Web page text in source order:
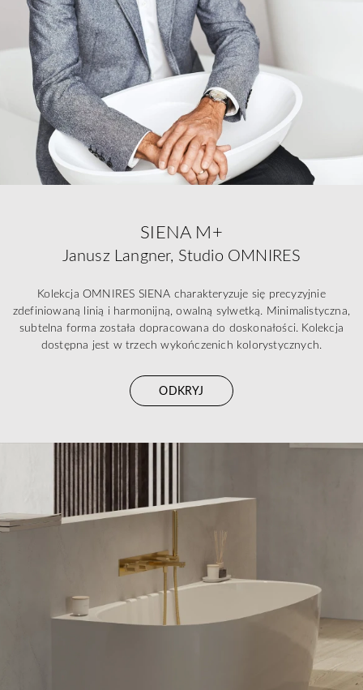
SIENA M+
Janusz Langner, Studio OMNIRES
Kolekcja OMNIRES SIENA charakteryzuje się precyzyjnie
zdefiniowaną linią i harmonijną, owalną sylwetką. Minimalistyczna,
subtelna forma została dopracowana do doskonałości. Kolekcja
dostępna jest w trzech wykończenich kolorystycznych.
ODKRYJ